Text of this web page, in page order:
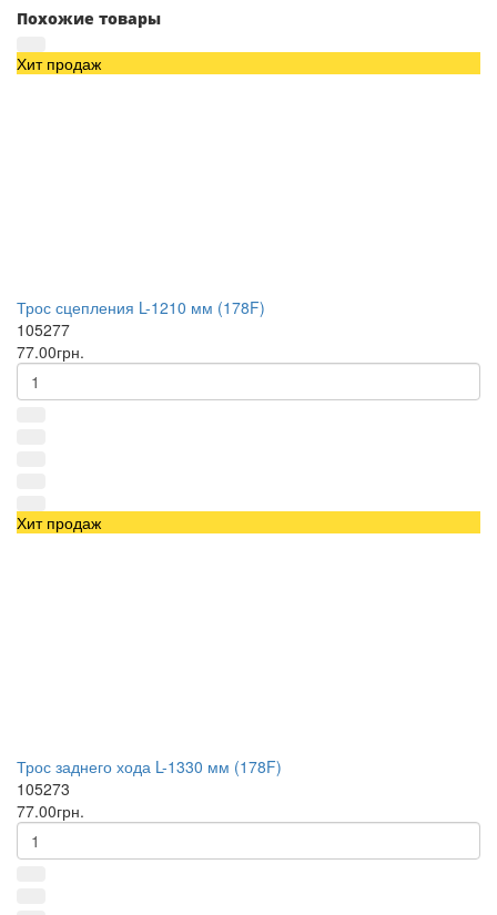
Похожие товары
Хит продаж
Трос сцепления L-1210 мм (178F)
105277
77.00грн.
Хит продаж
Трос заднего хода L-1330 мм (178F)
105273
77.00грн.